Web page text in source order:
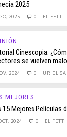
2025
2025 0 EL FETT
Cinescopia:
se vuelven
2024 0 URIEL
MEJORES
15 Mejores Películas
2024 0 EL FETT